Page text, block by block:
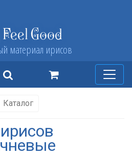
Good
материал ирисов
Каталог